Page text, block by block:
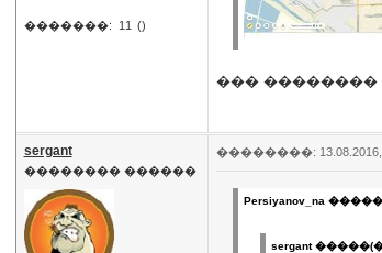
�������: 11 ()
��� ��������
sergant
�������� ������
��������: 13.08.2016,
Persiyanov_na
sergant